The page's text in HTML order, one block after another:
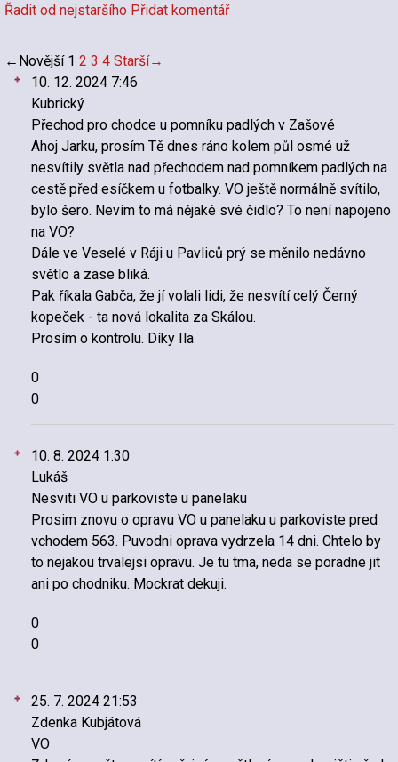
Řadit od nejstaršího Přidat komentář
← Novější 1 2 3 4 Starší→
10. 12. 2024 7:46
Kubrický
Přechod pro chodce u pomníku padlých v Zašové
Ahoj Jarku, prosím Tě dnes ráno kolem půl osmé už
nesvítily světla nad přechodem nad pomníkem padlých na
cestě před esíčkem u fotbalky. VO ještě normálně svítilo,
bylo šero. Nevím to má nějaké své čidlo? To není napojeno
na VO?
Dále ve Veselé v Ráji u Pavliců prý se měnilo nedávno
světlo a zase bliká.
Pak říkala Gabča, že jí volali lidi, že nesvítí celý Černý
kopeček - ta nová lokalita za Skálou.
Prosím o kontrolu. Díky Ila
0
0
10. 8. 2024 1:30
Lukáš
Nesviti VO u parkoviste u panelaku
Prosim znovu o opravu VO u panelaku u parkoviste pred
vchodem 563. Puvodni oprava vydrzela 14 dni. Chtelo by
to nejakou trvalejsi opravu. Je tu tma, neda se poradne jit
ani po chodniku. Mockrat dekuji.
0
0
25. 7. 2024 21:53
Zdenka Kubjátová
VO